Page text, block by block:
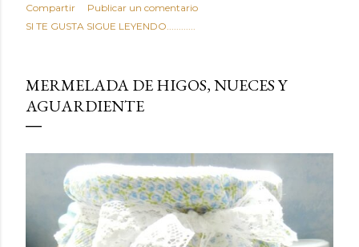
ultraprocesados llenos de grasas saturadas y sodio?
Todos hemos estado ahí. Sin embargo, cuidarse no tiene
satisface. Estas alubias crujientes al horno van a cambiar
por completo tu forma de ver las legumbres. Olvídate de
asociar las alubias únicamente a los guisos tradicionales y
revolucionaria, transformaremos un ingrediente tan
humilde como la alubia de La Bañeza en un snack ligero,
dorado, cargado de proteína y 100% natural. Es el
sustituto perfecto a los frutos se...
Compartir
Publicar un comentario
SI TE GUSTA SIGUE LEYENDO............
MERMELADA DE HIGOS, NUECES Y
AGUARDIENTE